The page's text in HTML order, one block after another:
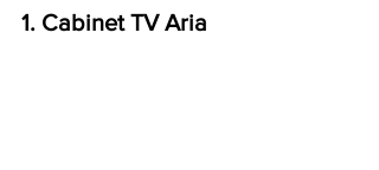
1. Cabinet TV Aria